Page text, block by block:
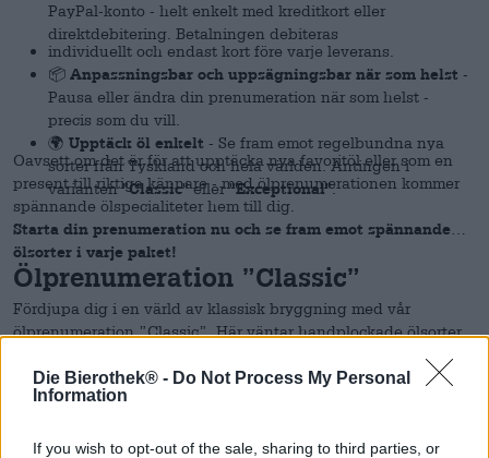
Die Bierothek® - Do Not Process My Personal
Information
If you wish to opt-out of the sale, sharing to third parties, or
PayPal-konto - helt enkelt med kreditkort eller
direktdebitering. Betalningen debiteras
individuellt och endast kort före varje leverans.
📦 Anpassningsbar och uppsägningsbar när som helst -
Pausa eller ändra din prenumeration när som helst -
precis som du vill.
🌍 Upptäck öl enkelt - Se fram emot regelbundna nya
sorter från Tyskland och hela världen. Antingen i
varianten"Classic"eller"Exceptional".
Oavsett om det är för att upptäcka nya favoritöl eller som en
present till riktiga kännare - med ölprenumerationen kommer
spännande ölspecialiteter hem till dig.
Starta din prenumeration nu och se fram emot spännande
ölsorter i varje paket!
Ölprenumeration ”Classic”
Fördjupa dig i en värld av klassisk bryggning med vår
ölprenumeration ”Classic”. Här väntar handplockade ölsorter
välsmakande Helles, maltiga aromatiska Märzen, kryddiga
Kellerbier och fylliga Bocköl och mycket mer.
hittar du inte bara beprövade klassiker i varje leverans, utan